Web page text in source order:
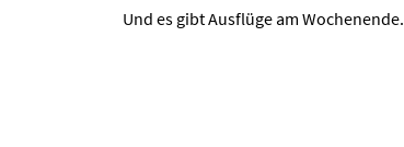
Und es gibt Ausflüge am Wochenende.